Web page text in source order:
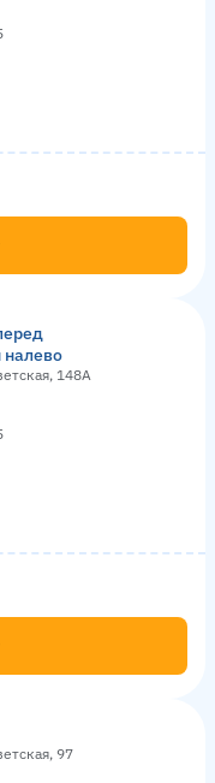
148А
97